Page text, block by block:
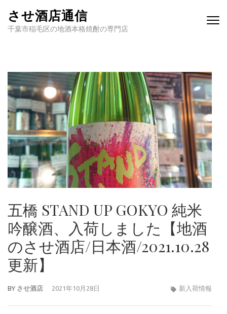
させ酒店通信
千葉市稲毛区の地酒本格焼酎の専門店
五橋 STAND UP GOKYO 純米
吟醸酒、入荷しました【地酒
のさせ酒店/日本酒/2021.10.28
更新】
BY させ酒店 2021年10月28日 新入荷情報